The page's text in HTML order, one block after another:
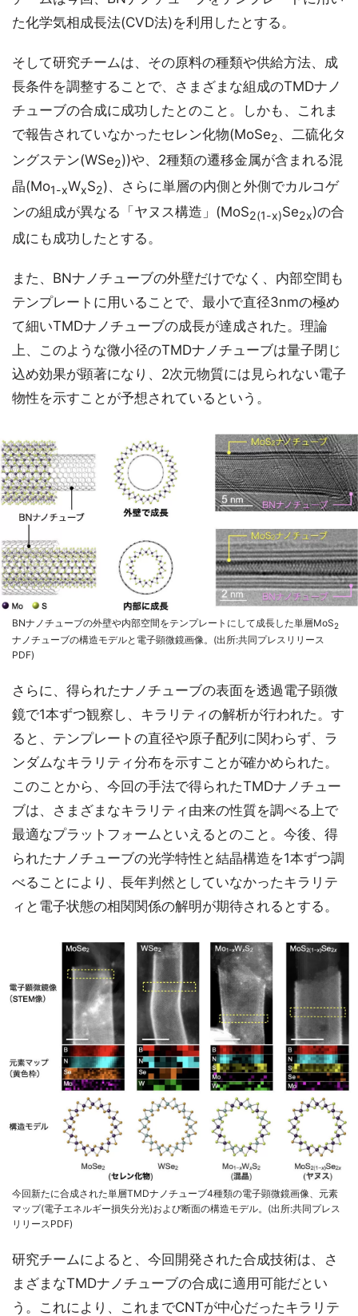
た化学気相成長法(CVD法)を利用したとする。
そして研究チームは、その原料の種類や供給方法、成
長条件を調整することで、さまざまな組成のTMDナノ
チューブの合成に成功したとのこと。しかも、これま
で報告されていなかったセレン化物(MoSe2、二硫化タ
ングステン(WSe2))や、2種類の遷移金属が含まれる混
晶(Mo1-xWxS2)、さらに単層の内側と外側でカルコゲ
ンの組成が異なる「ヤヌス構造」(MoS2(1-x)Se2x)の合
成にも成功したとする。
また、BNナノチューブの外壁だけでなく、内部空間も
テンプレートに用いることで、最小で直径3nmの極め
て細いTMDナノチューブの成長が達成された。理論
上、このような微小径のTMDナノチューブは量子閉じ
込め効果が顕著になり、2次元物質には見られない電子
物性を示すことが予想されているという。
BNナノチューブの外壁や内部空間をテンプレートにして成長した単層MoS2
ナノチューブの構造モデルと電子顕微鏡画像。(出所:共同プレスリリース
PDF)
さらに、得られたナノチューブの表面を透過電子顕微
鏡で1本ずつ観察し、キラリティの解析が行われた。す
ると、テンプレートの直径や原子配列に関わらず、ラ
ンダムなキラリティ分布を示すことが確かめられた。
このことから、今回の手法で得られたTMDナノチュー
ブは、さまざまなキラリティ由来の性質を調べる上で
最適なプラットフォームといえるとのこと。今後、得
られたナノチューブの光学特性と結晶構造を1本ずつ調
べることにより、長年判然としていなかったキラリテ
ィと電子状態の相関関係の解明が期待されるとする。
今回新たに合成された単層TMDナノチューブ4種類の電子顕微鏡画像、元素
マップ(電子エネルギー損失分光)および断面の構造モデル。(出所:共同プレス
リリースPDF)
研究チームによると、今回開発された合成技術は、さ
まざまなTMDナノチューブの合成に適用可能だとい
う。これにより、これまでCNTが中心だったキラリテ